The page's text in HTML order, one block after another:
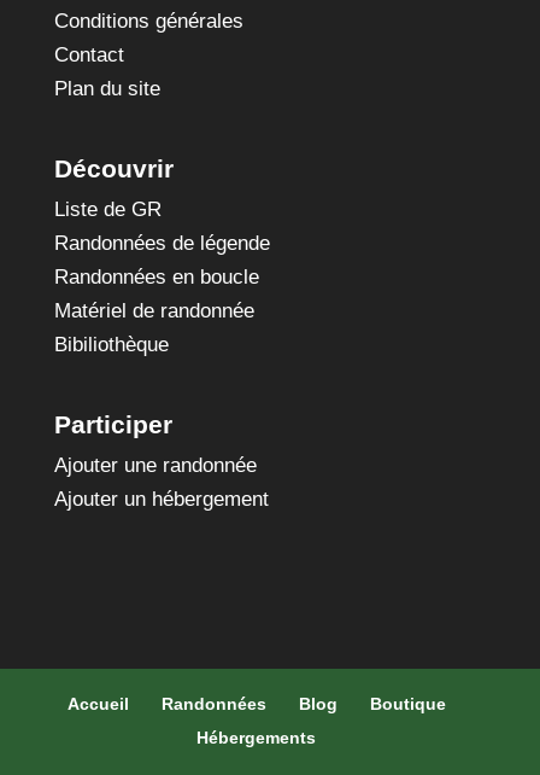
Conditions générales
Contact
Plan du site
Découvrir
Liste de GR
Randonnées de légende
Randonnées en boucle
Matériel de randonnée
Bibiliothèque
Participer
Ajouter une randonnée
Ajouter un hébergement
Accueil Randonnées Blog
Boutique
Hébergements